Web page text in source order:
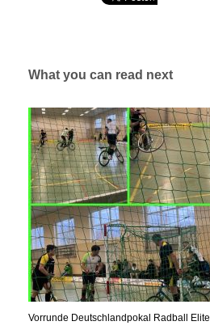
What you can read next
Vorrunde Deutschlandpokal Radball Elite